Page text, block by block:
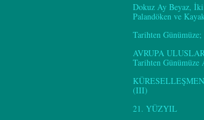
Dokuz Ay Beyaz,
Palandöken ve
Tarihten
AVRUPA
Tarihten Günümüze
(III)
21. YÜZYIL